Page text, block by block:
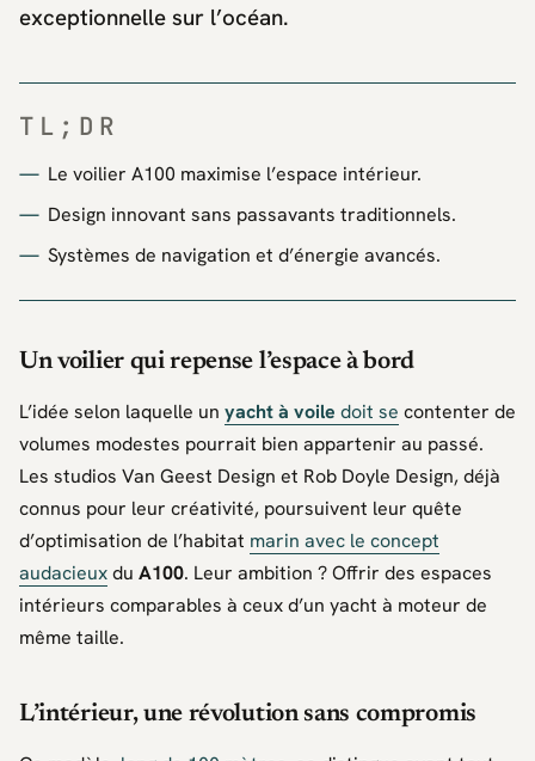
exceptionnelle sur l’océan.
TL;DR
Le voilier A100 maximise l’espace intérieur.
Design innovant sans passavants traditionnels.
Systèmes de navigation et d’énergie avancés.
Un voilier qui repense l’espace à bord
L’idée selon laquelle un yacht à voile doit se contenter de
volumes modestes pourrait bien appartenir au passé.
Les studios Van Geest Design et Rob Doyle Design, déjà
connus pour leur créativité, poursuivent leur quête
d’optimisation de l’habitat marin avec le concept
audacieuxdu A100. Leur ambition ? Offrir des espaces
intérieurs comparables à ceux d’un yacht à moteur de
même taille.
L’intérieur, une révolution sans compromis